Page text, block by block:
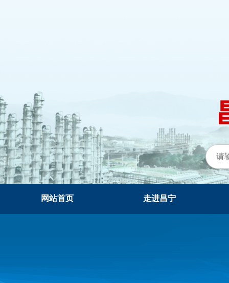
网站首页 走进昌宁